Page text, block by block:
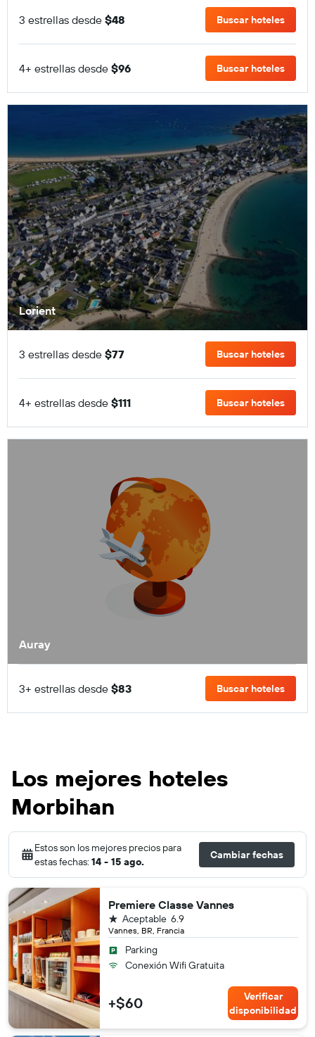
3 estrellas desde $48 Buscar hoteles
4+ estrellas desde $96 Buscar hoteles
Lorient
3 estrellas desde $77 Buscar hoteles
4+ estrellas desde $111 Buscar hoteles
Auray
3+ estrellas desde $83 Buscar hoteles
Los mejores hoteles
Morbihan
Estos son los mejores precios para
estas fechas: 14 - 15 ago.
Cambiar fechas
Premiere Classe Vannes
Vannes, BR, Francia
6.9
Aceptable
1 estrella
Parking
Conexión Wifi Gratuita
+$60
Verificar
disponibilidad